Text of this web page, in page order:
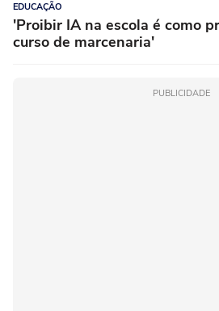
EDUCAÇÃO
'Proibir IA na escola é como
curso de marcenaria'
PUBLICIDADE